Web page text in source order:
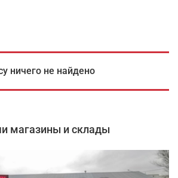
ничего не найдено
магазины и склады